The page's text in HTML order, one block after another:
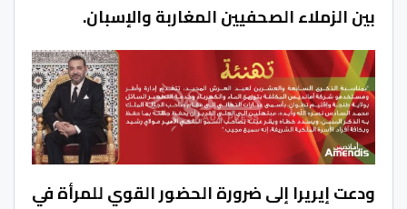
بين الزملاء الصحفيين المغاربة والإسبان.
ودعت إيريرا إلى ضرورة الحضور القوي للمرأة في